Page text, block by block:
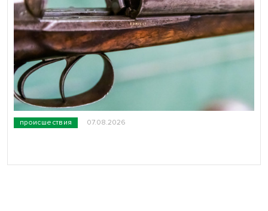
происшествия 07.08.2026